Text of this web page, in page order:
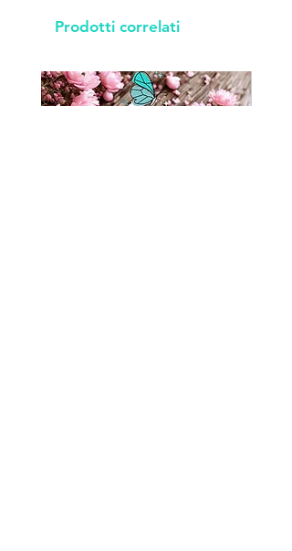
Prodotti correlati